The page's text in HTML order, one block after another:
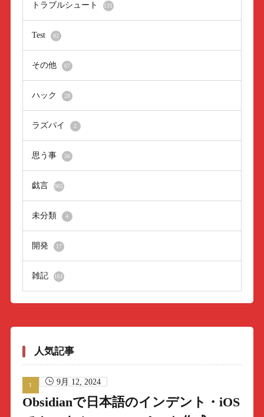
トラブルシュート 131
Test 82
その他 67
ハック 28
ラズパイ 2
思う事 56
戯言 965
未分類 4
開発 17
雑記 161
人気記事
9月 12, 2024
Obsidianで日本語のインデント・iOS